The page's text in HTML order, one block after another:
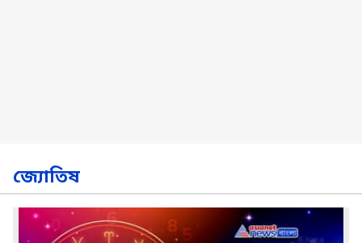
জ্যোতিষ